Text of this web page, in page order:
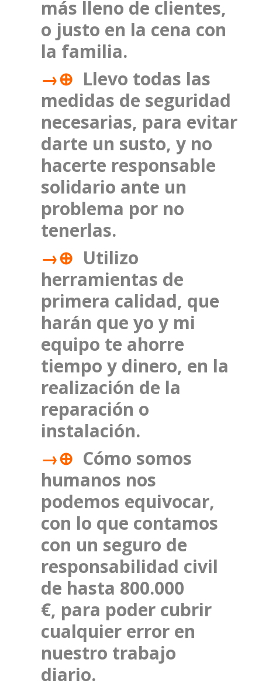
más lleno de clientes,
o justo en la cena con
la familia.
→⊕ Llevo todas las
medidas de seguridad
necesarias, para evitar
darte un susto, y no
hacerte responsable
solidario ante un
problema por no
tenerlas.
→⊕ Utilizo
herramientas de
primera calidad, que
harán que yo y mi
equipo te ahorre
tiempo y dinero, en la
realización de la
reparación o
instalación.
→⊕ Cómo somos
humanos nos
podemos equivocar,
con lo que contamos
con un seguro de
responsabilidad civil
de hasta 800.000
€, para poder cubrir
cualquier error en
nuestro trabajo
diario.